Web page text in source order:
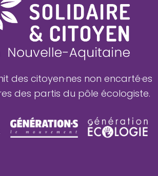
des citoyen·nes non encarté·es
des partis du pôle écologiste.